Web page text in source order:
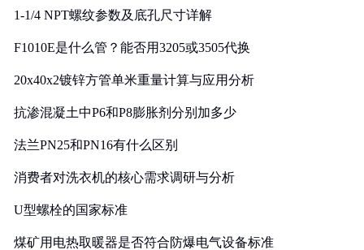
1-1/4 NPT螺纹参数及底孔尺寸详解
F1010E是什么管？能否用3205或3505代换
20x40x2镀锌方管单米重量计算与应用分析
抗渗混凝土中P6和P8膨胀剂分别加多少
法兰PN25和PN16有什么区别
消费者对洗衣机的核心需求调研与分析
U型螺栓的国家标准
煤矿用电热取暖器是否符合防爆电气设备标准